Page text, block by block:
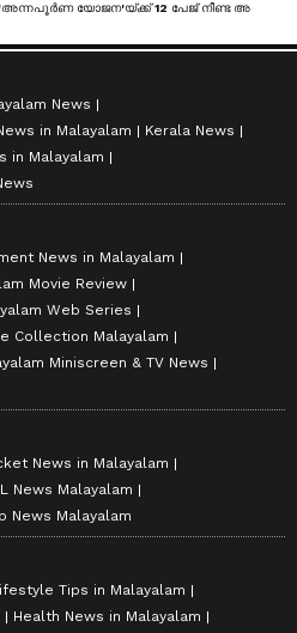
News
in Malayalam
Kerala News
in Malayalam
News in Malayalam
Movie Review
Web Series
Collection Malayalam
Miniscreen & TV News
News in Malayalam
News Malayalam
News Malayalam
Tips in Malayalam
Health News in Malayalam